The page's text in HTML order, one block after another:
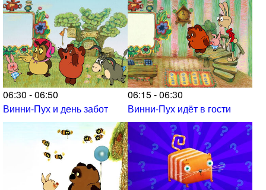
06:30 - 06:50
Винни-Пух и день забот
06:15 - 06:30
Винни-Пух идёт в гости